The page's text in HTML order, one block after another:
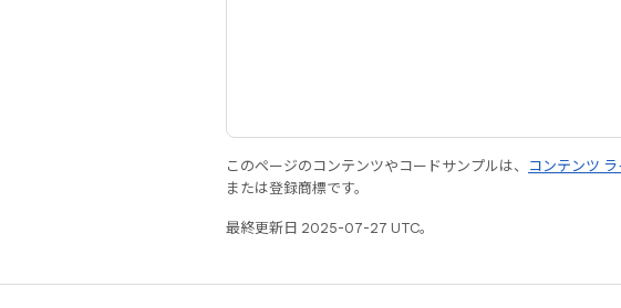
このページのコンテンツやコードサンプルは、 コンテンツ
または登録商標です。
最終更新日 2025-07-27 UTC。